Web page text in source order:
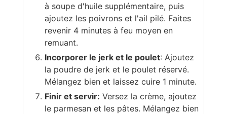
à soupe d'huile supplémentaire, puis
ajoutez les poivrons et l'ail pilé. Faites
revenir 4 minutes à feu moyen en
remuant.
Incorporer le jerk et le poulet: Ajoutez
la poudre de jerk et le poulet réservé.
Mélangez bien et laissez cuire 1 minute.
Finir et servir: Versez la crème, ajoutez
le parmesan et les pâtes. Mélangez bien